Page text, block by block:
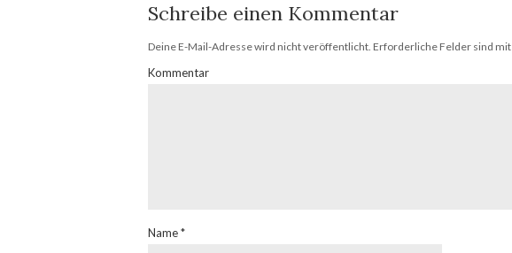
Schreibe einen Kommentar
Deine E-Mail-Adresse wird nicht veröffentlicht. Erforderliche Felder sind mit
Kommentar
Name*